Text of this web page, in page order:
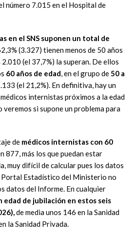
número 7.015 en el Hospital de
en el SNS suponen un total de
(3.327) tienen menos de 50 años
(el 37,7%) la superan. De ellos
60 años de edad, en el grupo de50 a
(el 21,2%). En definitiva, hay un
internistas próximos a la edad
veremos si supone un problema para
de médicos internistas con 60
877, más los que puedan estar
muy difícil de calcular pues los datos
Estadístico del Ministerio no
datos del Informe. En cualquier
de jubilación en estos seis
de media unos 146 en la Sanidad
la Sanidad Privada.